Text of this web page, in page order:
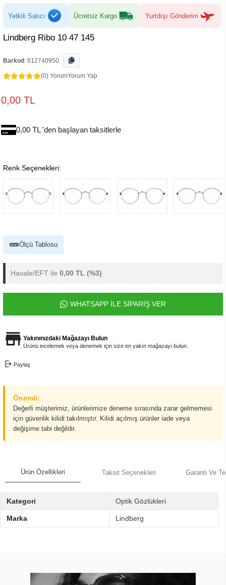
Yetkili Satıcı Ücretsiz Kargo Yurtdışı Gönderim
Lindberg Ribo 10 47 145
Barkod : 612740950
(0) YorumYorum Yap
0,00 TL
0,00 TL 'den başlayan taksitlerle
Renk Seçenekleri:
Ölçü Tablosu
Havale/EFT ile 0,00 TL (%3)
WHATSAPP İLE SİPARİŞ VER
Yakınınızdaki Mağazayı Bulun
Ürünü incelemek veya denemek için size en yakın mağazayı bulun.
Paylaş
Önemli:
Değerli müşterimiz, ürünlerimize deneme sırasında zarar gelmemesi
için güvenlik kilidi takılmıştır. Kilidi açılmış ürünler iade veya
değişime tabi değildir.
Ürün Özellikleri Taksit Seçenekleri Garanti Ve
Kategori Optik Gözlükleri
Marka Lindberg